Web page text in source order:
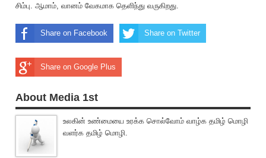
சிம்பு. ஆமாம், வானம் வேகமாக தெ‌ளிந்து வருகிறது.
Share on Facebook Share on Twitter
Share on Google Plus
About Media 1st
உலகின் உண்மையை உரக்க சொல்வோம் வாழ்க தமிழ் மொழி
வளர்க தமிழ் மொழி.